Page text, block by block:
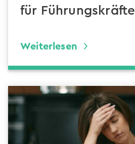
für Führungskräfte
Weiterlesen